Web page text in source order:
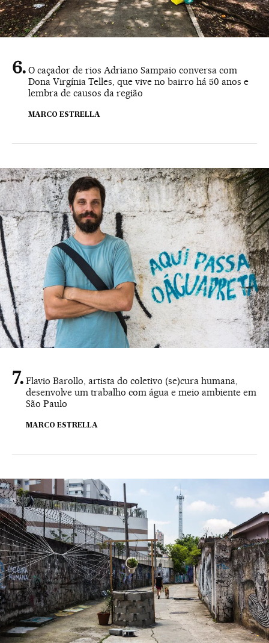
O caçador de rios Adriano Sampaio conversa com
Dona Virgínia Telles, que vive no bairro há 50 anos e
lembra de causos da região
MARCO ESTRELLA
Flavio Barollo, artista do coletivo (se)cura humana,
desenvolve um trabalho com água e meio ambiente em
São Paulo
MARCO ESTRELLA